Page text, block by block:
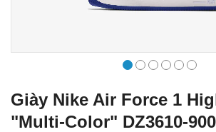
Giày Nike Air Force 1
"Multi-Color" DZ3610-900